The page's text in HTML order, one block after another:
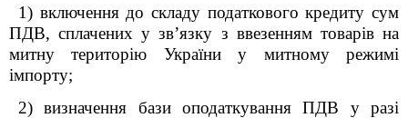
1) включення до складу податкового кредиту сум
ПДВ, сплачених у зв’язку з ввезенням товарів на
митну територію України у митному режимі
імпорту;
2) визначення бази оподаткування ПДВ у разі